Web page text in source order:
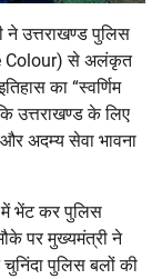
ने उत्तराखण्ड पुलिस
Colour) से अलंकृत
का “स्वर्णिम
उत्तराखण्ड के लिए
अदम्य सेवा भावना
में भेंट कर पुलिस
पर मुख्यमंत्री ने
पुलिस बलों की